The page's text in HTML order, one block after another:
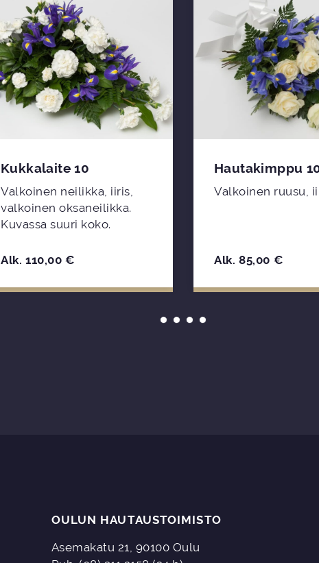
Kukkalaite 10
Valkoinen neilikka, iiris,
valkoinen oksaneilikka.
Kuvassa suuri koko.
Alk. 110,00€
Hautakimppu
Valkoinen ruusu,
Alk. 85,00 €
OULUN HAUTAUSTOIMISTO
Asemakatu 21, 90100 Oulu